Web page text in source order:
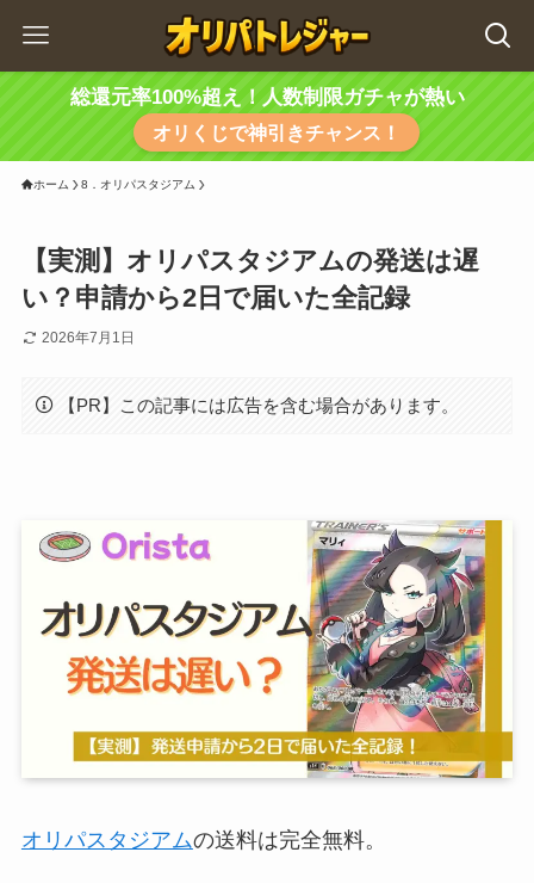
総還元率100%超え！人数制限ガチャが熱い
オリくじで神引きチャンス！
ホーム 8．オリパスタジアム
【実測】オリパスタジアムの発送は遅
い？申請から2日で届いた全記録
2026年7月1日
【PR】この記事には広告を含む場合があります。
オリパスタジアムの送料は完全無料。